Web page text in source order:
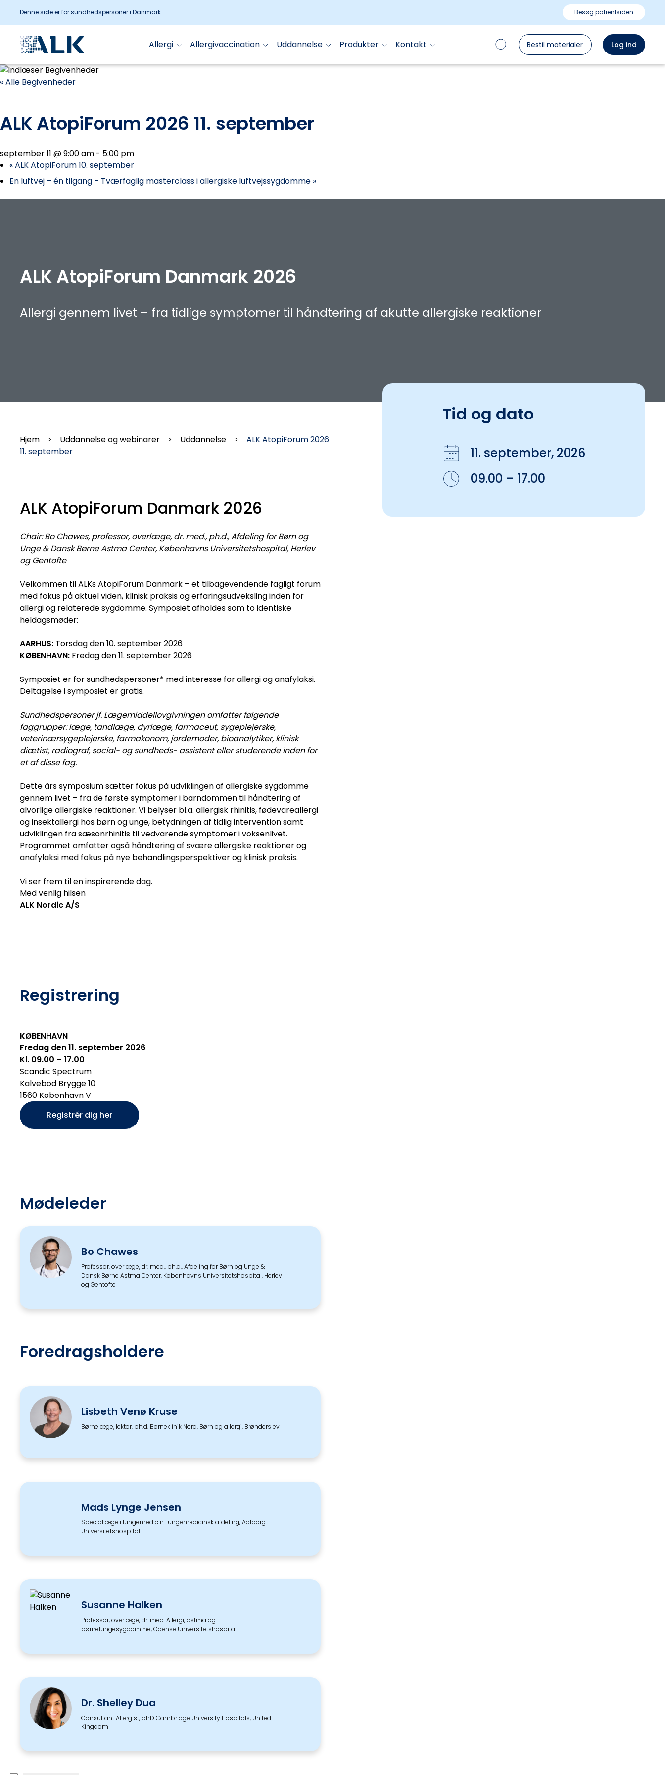
Denne side er for sundhedspersoner i Danmark Besøg patientsiden
Allergi Allergivaccination Uddannelse Produkter Kontakt Bestil materialer Log ind
« Alle Begivenheder
ALK AtopiForum 2026 11. september
september 11 @ 9:00 am - 5:00 pm
«ALK AtopiForum 10. september
En luftvej – én tilgang – Tværfaglig masterclass i allergiske luftvejssygdomme »
ALK AtopiForum Danmark 2026
Allergi gennem livet – fra tidlige symptomer til håndtering af akutte allergiske reaktioner
Hjem > Uddannelse og webinarer > Uddannelse > ALK AtopiForum 2026
11. september
ALK AtopiForum Danmark 2026
Chair: Bo Chawes, professor, overlæge, dr. med., ph.d., Afdeling for Børn og
Unge & Dansk Børne Astma Center, Københavns Universitetshospital, Herlev
og Gentofte
Velkommen til ALKs AtopiForum Danmark – et tilbagevendende fagligt forum
med fokus på aktuel viden, klinisk praksis og erfaringsudveksling inden for
allergi og relaterede sygdomme. Symposiet afholdes som to identiske
heldagsmøder:
AARHUS: Torsdag den 10. september 2026
KØBENHAVN: Fredag den 11. september 2026
Symposiet er for sundhedspersoner* medinteresse forallergioganafylaksi.
Deltagelse i symposiet er gratis.
Sundhedspersoner jf. Lægemiddellovgivningen omfatter følgende
faggrupper: læge, tandlæge, dyrlæge, farmaceut, sygeplejerske,
veterinærsygeplejerske, farmakonom, jordemoder, bioanalytiker, klinisk
diætist, radiograf, social- og sundheds- assistent eller studerende inden for
et af disse fag.
Dette års symposium sætter fokus på udviklingen af allergiske sygdomme
gennem livet – fra de første symptomer i barndommen til håndtering af
alvorlige allergiske reaktioner. Vi belyser bl.a. allergisk rhinitis, fødevareallergi
og insektallergi hos børn og unge, betydningen af tidlig intervention samt
udviklingen fra sæsonrhinitis til vedvarende symptomer i voksenlivet.
Programmet omfatter også håndtering af svære allergiske reaktioner og
anafylaksi med fokus på nye behandlingsperspektiver og klinisk praksis.
Vi ser frem til en inspirerende dag.
Med venlig hilsen
ALK Nordic A/S
Tid og dato
11. september, 2026
09.00 – 17.00
Registrering
KØBENHAVN
Fredag den 11. september 2026
Kl. 09.00 – 17.00
Scandic Spectrum
Kalvebod Brygge 10
1560 København V
Registrér dig her
Mødeleder
Bo Chawes
Professor, overlæge, dr. med., ph.d., Afdeling for Børn og Unge &
Dansk Børne Astma Center, Københavns Universitetshospital, Herlev
og Gentofte
Foredragsholdere
Lisbeth Venø Kruse
Børnelæge, lektor, ph.d. Børneklinik Nord, Børn og allergi, Brønderslev
Mads Lynge Jensen
Speciallæge i lungemedicin Lungemedicinsk afdeling, Aalborg
Universitetshospital
Susanne Halken
Professor, overlæge, dr. med. Allergi, astma og
børnelungesygdomme, Odense Universitetshospital
Dr. Shelley Dua
Consultant Allergist, phD Cambridge University Hospitals, United
Kingdom